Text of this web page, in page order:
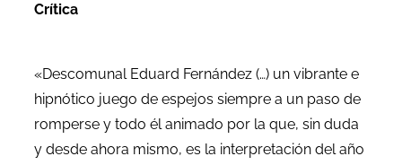
Crítica
«Descomunal Eduard Fernández (…) un vibrante e
hipnótico juego de espejos siempre a un paso de
romperse y todo él animado por la que, sin duda
y desde ahora mismo, es la interpretación del año